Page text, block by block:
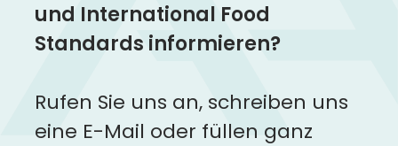
und International Food
Standards informieren?
Rufen Sie uns an, schreiben uns
eine E-Mail oder füllen ganz